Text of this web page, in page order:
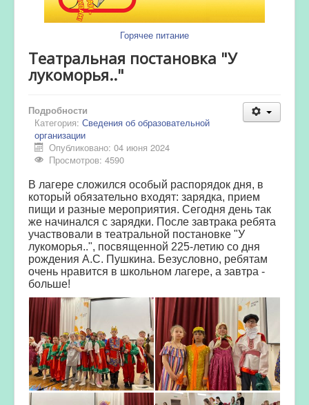
Горячее питание
Театральная постановка "У
лукоморья.."
Подробности
Категория: Сведения об образовательной
организации
Опубликовано: 04 июня 2024
Просмотров: 4590
В лагере сложился особый распорядок дня, в
который обязательно входят: зарядка, прием
пищи и разные мероприятия. Сегодня день так
же начинался с зарядки. После завтрака ребята
участвовали в театральной постановке "У
лукоморья..", посвященной 225-летию со дня
рождения А.С. Пушкина. Безусловно, ребятам
очень нравится в школьном лагере, а завтра -
больше!